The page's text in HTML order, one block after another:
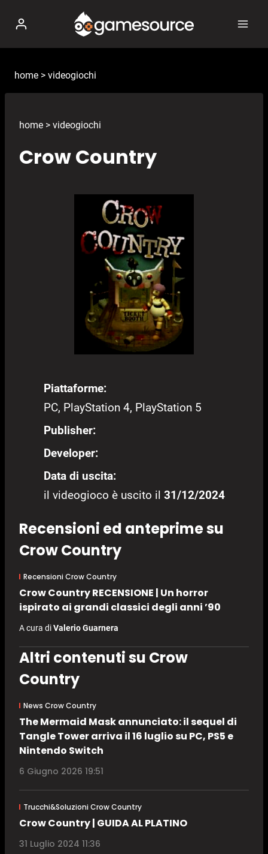
contenuto
home > videogiochi
home > videogiochi
Crow Country
Piattaforme:
PC, PlayStation 4, PlayStation 5
Publisher:
Developer:
Data di uscita:
il videogioco è uscito il 31/12/2024
Recensioni ed anteprime su
Crow Country
Recensioni Crow Country
Crow Country RECENSIONE | Un horror
ispirato ai grandi classici degli anni ’90
A cura diValerio Guarnera
Altri contenuti su Crow
Country
News Crow Country
The Mermaid Mask annunciato: il sequel di
Tangle Tower arriva il 16 luglio su PC, PS5 e
Nintendo Switch
6 Giugno 2026 19:51
Trucchi&Soluzioni Crow Country
Crow Country | GUIDA AL PLATINO
31 Luglio 2024 11:36